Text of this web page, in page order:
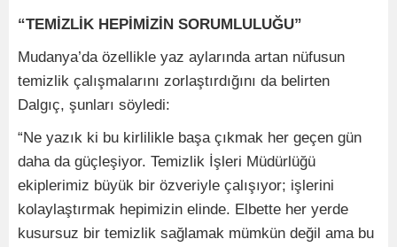
“TEMİZLİK HEPİMİZİN SORUMLULUĞU”
Mudanya’da özellikle yaz aylarında artan nüfusun
temizlik çalışmalarını zorlaştırdığını da belirten
Dalgıç, şunları söyledi:
“Ne yazık ki bu kirlilikle başa çıkmak her geçen gün
daha da güçleşiyor. Temizlik İşleri Müdürlüğü
ekiplerimiz büyük bir özveriyle çalışıyor; işlerini
kolaylaştırmak hepimizin elinde. Elbette her yerde
kusursuz bir temizlik sağlamak mümkün değil ama bu